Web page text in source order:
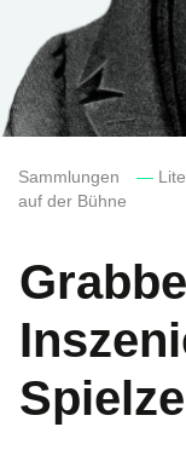
Sammlungen —
auf der Bühne